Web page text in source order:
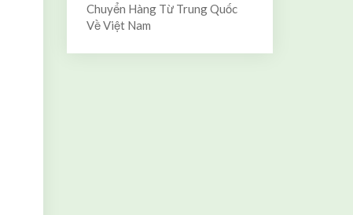
Chuyển Hàng Từ Trung Quốc
Về Việt Nam